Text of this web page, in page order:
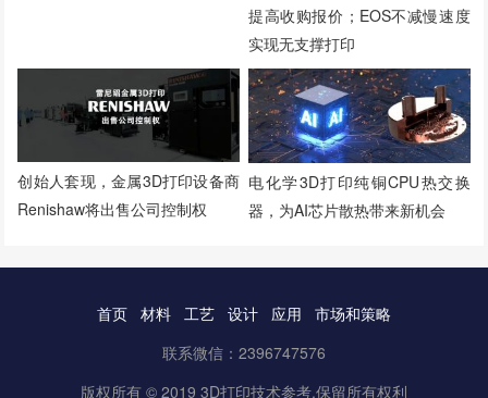
提高收购报价；EOS不减慢速度
实现无支撑打印
创始人套现，金属3D打印设备商
Renishaw将出售公司控制权
电化学3D打印纯铜CPU热交换
器，为AI芯片散热带来新机会
首页 材料 工艺 设计 应用
市场和策略
联系微信：2396747576
版权所有 © 2019 3D打印技术参考.保留所有权利